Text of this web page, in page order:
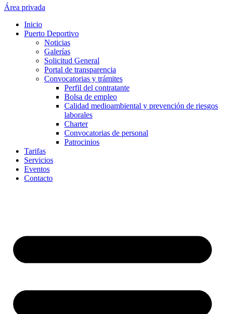
Área privada
Inicio
Puerto Deportivo
Noticias
Galerías
Solicitud General
Portal de transparencia
Convocatorias y trámites
Perfil del contratante
Bolsa de empleo
Calidad medioambiental y prevención de riesgos
laborales
Charter
Convocatorias de personal
Patrocinios
Tarifas
Servicios
Eventos
Contacto